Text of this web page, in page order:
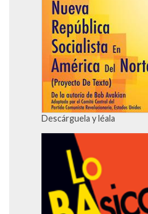
Descárguela y léala